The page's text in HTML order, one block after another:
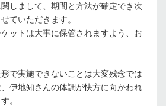
しまして、期間と⽅法が確定でき次
ていただきます。
ットは⼤事に保管されますよう、お
で実施できないことは⼤変残念では
伊地知さんの体調が快⽅に向かわれ
。